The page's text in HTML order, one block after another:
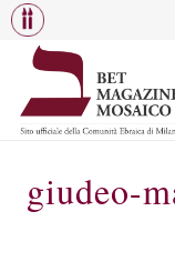
giudeo-